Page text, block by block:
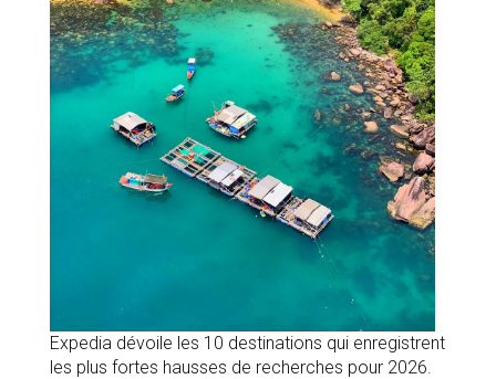
Expedia dévoile les 10 destinations qui enregistrent
les plus fortes hausses de recherches pour 2026.